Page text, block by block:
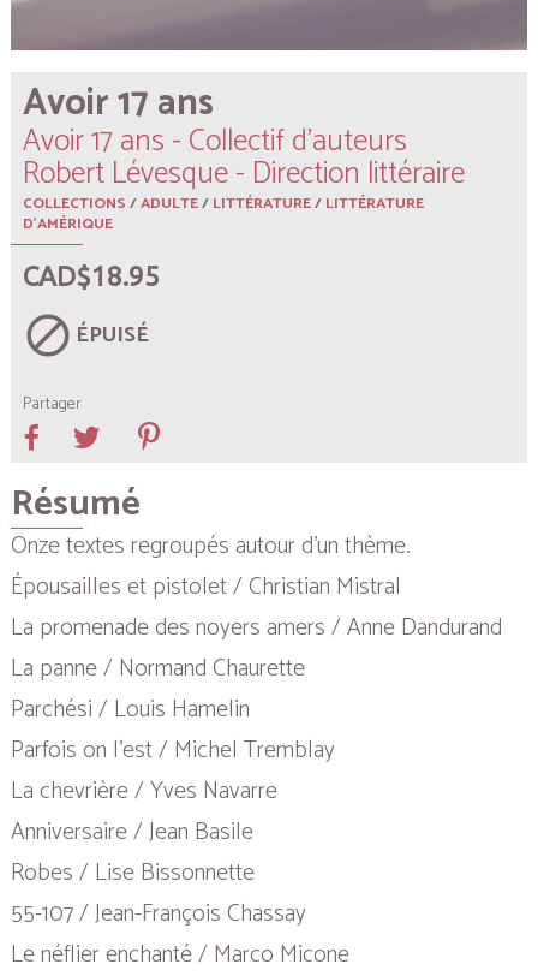
Avoir 17 ans
Avoir 17 ans - Collectif d'auteurs
Robert Lévesque - Direction littéraire
COLLECTIONS/ADULTE/LITTÉRATURE/LITTÉRATURE
D'AMÉRIQUE
CAD$18.95
block ÉPUISÉ
Partager
Résumé
Onze textes regroupés autour d'un thème.
Épousailles et pistolet / Christian Mistral
La promenade des noyers amers / Anne Dandurand
La panne / Normand Chaurette
Parchési / Louis Hamelin
Parfois on l'est / Michel Tremblay
La chevrière / Yves Navarre
Anniversaire / Jean Basile
Robes / Lise Bissonnette
55-107 / Jean-François Chassay
Le néflier enchanté / Marco Micone